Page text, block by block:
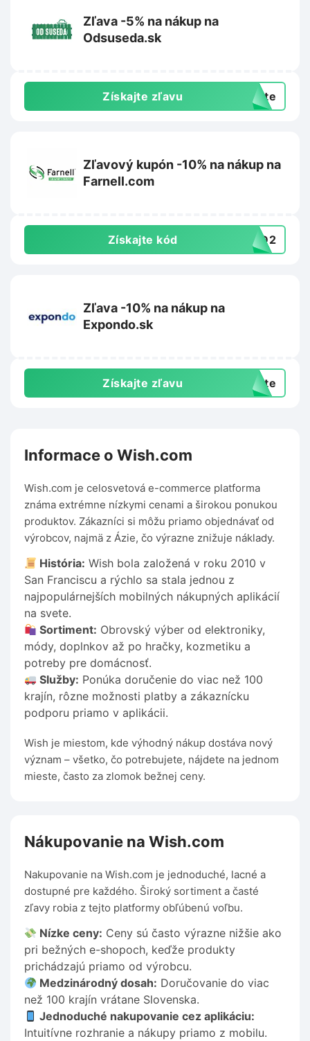
Zľava -5% na nákup na
Odsuseda.sk
Získajte zľavu exte
Zľavový kupón -10% na nákup na
Farnell.com
Získajte kód 4BD2
Zľava -10% na nákup na
Expondo.sk
Získajte zľavu exte
Informace o Wish.com
Wish.com je celosvetová e-commerce platforma
známa extrémne nízkymi cenami a širokou ponukou
produktov. Zákazníci si môžu priamo objednávať od
výrobcov, najmä z Ázie, čo výrazne znižuje náklady.
História: Wish bola založená v roku 2010 v
San Franciscu a rýchlo sa stala jednou z
najpopulárnejších mobilných nákupných aplikácií
na svete.
Sortiment: Obrovský výber od elektroniky,
módy, doplnkov až po hračky, kozmetiku a
potreby pre domácnosť.
Služby: Ponúka doručenie do viac než 100
krajín, rôzne možnosti platby a zákaznícku
podporu priamo v aplikácii.
Wish je miestom, kde výhodný nákup dostáva nový
význam – všetko, čo potrebujete, nájdete na jednom
mieste, často za zlomok bežnej ceny.
Nákupovanie na Wish.com
Nakupovanie na Wish.com je jednoduché, lacné a
dostupné pre každého. Široký sortiment a časté
zľavy robia z tejto platformy obľúbenú voľbu.
Nízke ceny: Ceny sú často výrazne nižšie ako
pri bežných e-shopoch, keďže produkty
prichádzajú priamo od výrobcu.
Medzinárodný dosah: Doručovanie do viac
než 100 krajín vrátane Slovenska.
Jednoduché nakupovanie cez aplikáciu:
Intuitívne rozhranie a nákupy priamo z mobilu.